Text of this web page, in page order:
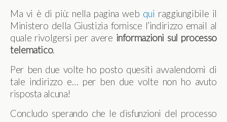
Ma vi è di più: nella pagina web qui raggiungibile il
Ministero della Giustizia fornisce l’indirizzo email al
quale rivolgersi per avere informazioni sul processo
telematico.
Per ben due volte ho posto quesiti avvalendomi di
tale indirizzo e… per ben due volte non ho avuto
risposta alcuna!
Concludo sperando che le disfunzioni del processo